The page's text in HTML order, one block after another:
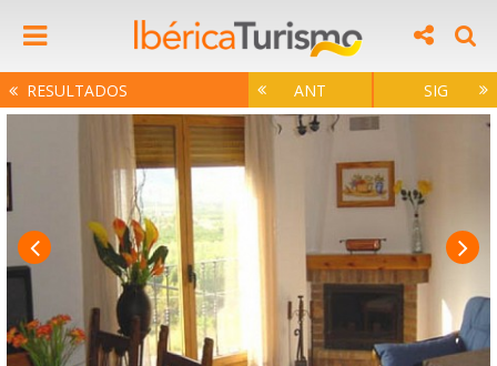
RESULTADOS ANT SIG